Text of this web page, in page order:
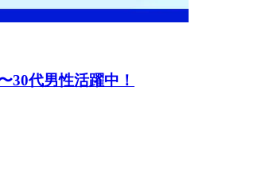
代男性活躍中！